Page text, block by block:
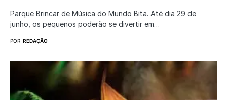
Parque Brincar de Música do Mundo Bita. Até dia 29 de
junho, os pequenos poderão se divertir em…
POR REDAÇÃO